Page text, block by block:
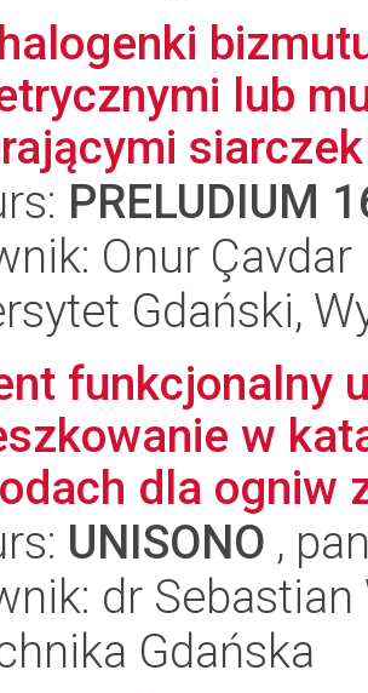
lub
PRELUDIUM
Onur Çavdar
Gdański,
funkcjonalny
w
dla ogniw
UNISONO ,
dr
Gdańska